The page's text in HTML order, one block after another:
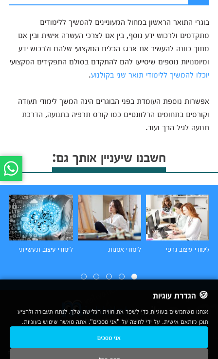
בוגרי התואר הראשון במחול המעוניינים להמשיך ללימודים
מתקדמים ולרכוש ידע נוסף, בין אם לצרכי העשרה אישית ובין אם
מתוך כוונה להעשיר את ארגז הכלים המקצועי שלהם ולרכוש ידע
ומיומנויות נוספים שיסייעו להם להתקדם בסולם התפקידים המקצועי
יוכלו להמשיך ללימודי תואר שני בקולנוע.
אפשרות נוספת העומדת בפני הבוגרים הינה המשך לימודי תעודה
וקורסים בתחומים הרלוונטיים כמו קורס תרפיה בתנועה, הדרכת
תנועה לגיל הרך ועוד.
חשבנו שיעניין אותך גם:
לימודי עיצוב גרפי לימודי אמנות לימודי עיצוב תעשייתי
© כל הזכויות שמורות לחברת נרד אונליין בע"מ |
יצירת קשר לפרסום
🍪 הגדרת עוגיות
אנחנו משתמשים בעוגיות כדי לשפר את חווית הגלישה שלך, לנתח תעבורה ולהציע
תוכן מותאם אישית. על ידי לחיצה על "אני מסכים", אתה מאשר שימוש בעוגיות.
אני מסכים